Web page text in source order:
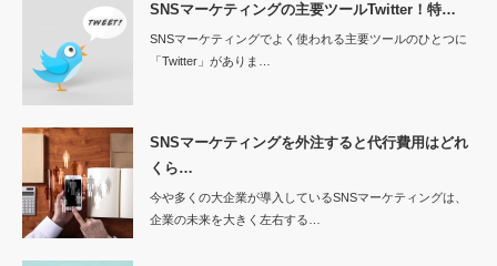
SNSマーケティングの主要ツールTwitter！特…
SNSマーケティングでよく使われる主要ツールのひとつに
「Twitter」がありま…
SNSマーケティングを外注すると代行費用はどれ
くら…
今や多くの大企業が導入しているSNSマーケティングは、
企業の未来を大きく左右する…